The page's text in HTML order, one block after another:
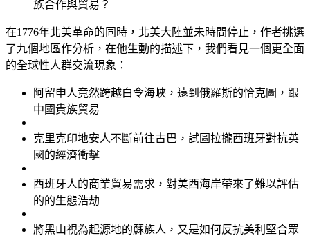
族合作與貿易？
在1776年北美革命的同時，北美大陸並未時間停止，作者挑選
了九個地區作分析，在他生動的描述下，我們看見一個更全面
的全球性人群交流現象：
阿留申人竟然跨越白令海峽，遠到俄羅斯的恰克圖，跟
中國貴族貿易
克里克印地安人不斷前往古巴，試圖拉攏西班牙對抗英
國的經濟衝擊
西班牙人的商業貿易需求，對美西海岸帶來了難以評估
的的生態浩劫
將黑山視為起源地的蘇族人，又是如何反抗美利堅合眾